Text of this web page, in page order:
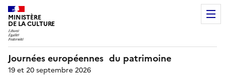
MINISTÈRE
DE LA CULTURE
Journées européennes du patrimoine
19 et 20 septembre 2026